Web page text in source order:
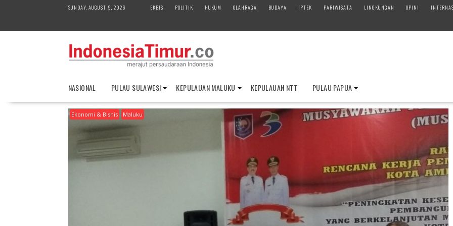
SUNDAY, AUGUST 9, 2026 EKBIS POLITIK HUKUM OLAHRAGA BUDAYA IPTEK PARIWISATA LINGKUNGAN OPINI
NASIONAL PULAU SULAWESI KEPULAUAN MALUKU KEPULAUAN NTT PULAU PAPUA
Ekonomi & Bisnis Maluku